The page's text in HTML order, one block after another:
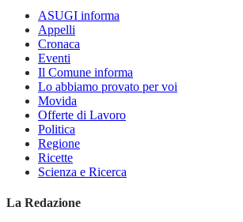
ASUGI informa
Appelli
Cronaca
Eventi
Il Comune informa
Lo abbiamo provato per voi
Movida
Offerte di Lavoro
Politica
Regione
Ricette
Scienza e Ricerca
La Redazione